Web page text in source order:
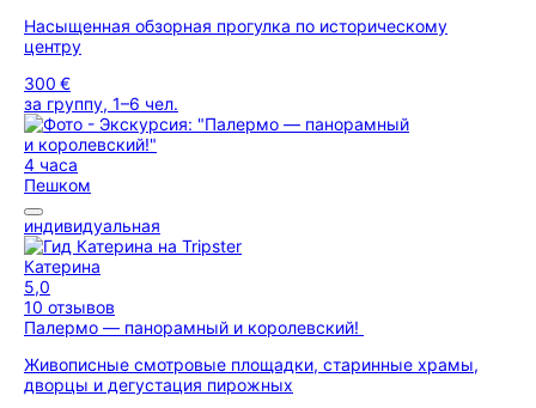
Насыщенная обзорная прогулка по историческому
центру
300 €
за группу, 1–6 чел.
4 часа
Пешком
индивидуальная
Катерина
5,0
10 отзывов
Палермо — панорамный и королевский!
Живописные смотровые площадки, старинные храмы,
дворцы и дегустация пирожных